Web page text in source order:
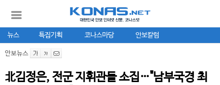
뉴스 특집기획 코나스마당 안보칼럼
안보뉴스
北김정은, 전군 지휘관들 소집…"남부국경 최